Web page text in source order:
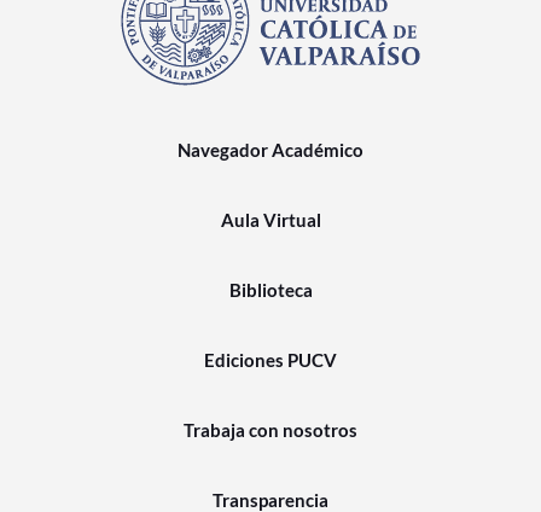
Navegador Académico
Aula Virtual
Biblioteca
Ediciones PUCV
Trabaja con nosotros
Transparencia